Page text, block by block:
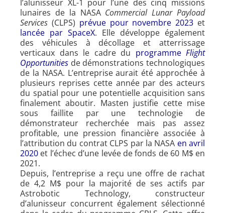
l’alunisseur XL-1 pour l’une des cinq missions
lunaires de la NASA Commercial Lunar Payload
Services (CLPS) prévue pour novembre 2023 et
lancée par SpaceX. Elle développe également
des véhicules à décollage et atterrissage
verticaux dans le cadre du programme Flight
Opportunities de démonstrations technologiques
de la NASA. L’entreprise aurait été approchée à
plusieurs reprises cette année par des acteurs
du spatial pour une potentielle acquisition sans
finalement aboutir. Masten justifie cette mise
sous faillite par une technologie de
démonstrateur recherchée mais pas assez
profitable, une pression financière associée à
l’attribution du contrat CLPS par la NASA en avril
2020 et l’échec d’une levée de fonds de 60 M$ en
2021.
Depuis, l’entreprise a reçu une offre de rachat
de 4,2 M$ pour la majorité de ses actifs par
Astrobotic Technology, constructeur
d’alunisseur concurrent également sélectionné